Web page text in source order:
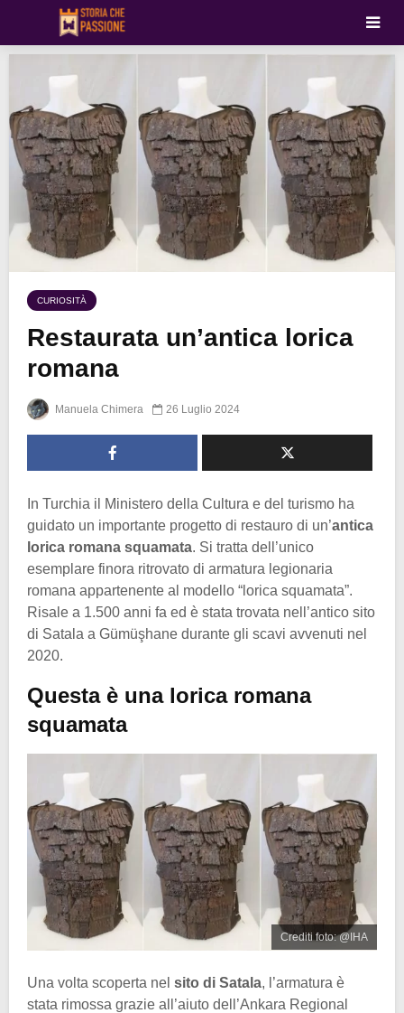
CURIOSITÀ
Restaurata un’antica lorica
romana
Manuela Chimera 26 Luglio 2024
In Turchia il Ministero della Cultura e del turismo ha
guidato un importante progetto di restauro di un’antica
lorica romana squamata. Si tratta dell’unico
esemplare finora ritrovato di armatura legionaria
romana appartenente al modello “lorica squamata”.
Risale a 1.500 anni fa ed è stata trovata nell’antico sito
di Satala a Gümüşhane durante gli scavi avvenuti nel
2020.
Questa è una lorica romana
squamata
Crediti foto: @IHA
Una volta scoperta nel sito di Satala, l’armatura è
stata rimossa grazie all’aiuto dell’Ankara Regional